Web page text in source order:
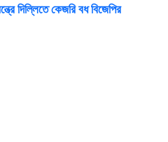
দিল্লিতে কেজরি বধ বিজেপির